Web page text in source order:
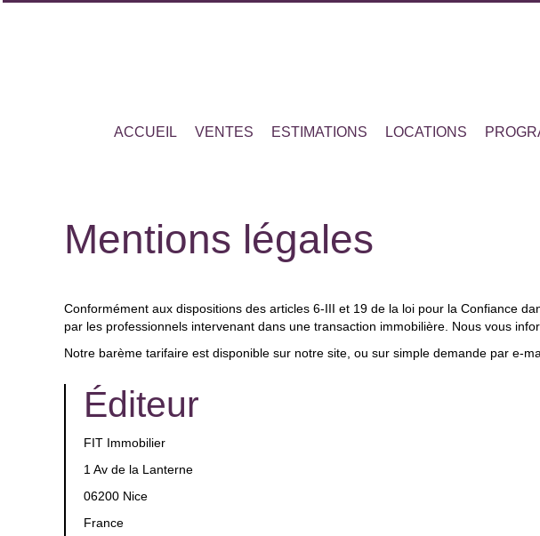
ACCUEIL VENTES ESTIMATIONS LOCATIONS
Mentions légales
Conformément aux dispositions des articles 6-III et 19 de la loi pour la Confiance
par les professionnels intervenant dans une transaction immobilière. Nous vous
Notre barème tarifaire est disponible sur notre site, ou sur simple demande par e-
Éditeur
FIT Immobilier
1 Av de la Lanterne
06200 Nice
France